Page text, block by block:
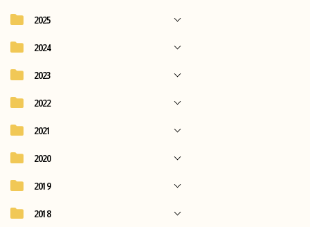
2025
2024
2023
2022
2021
2020
2019
2018